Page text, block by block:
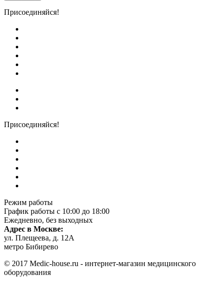
Присоединяйся!
Присоединяйся!
Режим работы
График работы с 10:00 до 18:00
Ежедневно, без выходных
Адрес в Москве:
ул. Плещеева, д. 12А
метро Бибирево
© 2017 Medic-house.ru - интернет-магазин медицинского
оборудования